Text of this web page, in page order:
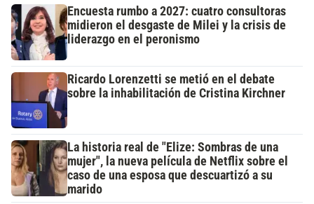
Encuesta rumbo a 2027: cuatro consultoras
midieron el desgaste de Milei y la crisis de
liderazgo en el peronismo
Ricardo Lorenzetti se metió en el debate
sobre la inhabilitación de Cristina Kirchner
La historia real de "Elize: Sombras de una
mujer", la nueva película de Netflix sobre el
caso de una esposa que descuartizó a su
marido